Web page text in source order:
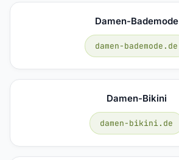
Damen-Bademode
damen-bademode.de
Damen-Bikini
damen-bikini.de